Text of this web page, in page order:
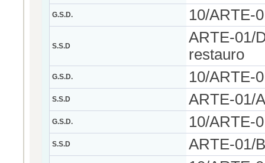
G.S.D. 10/ARTE-
S.S.D
ARTE-01/
restauro
G.S.D. 10/ARTE-
S.S.D ARTE-01/
G.S.D. 10/ARTE-
S.S.D ARTE-01/